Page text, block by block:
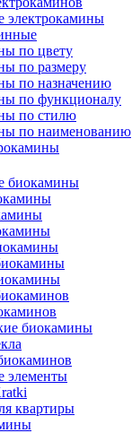
электрокамины
по цвету
по размеру
по назначению
по функционалу
по стилю
по наименованию
биокамины
биокамины
элементы
квартиры